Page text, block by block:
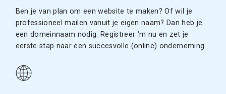
Ben je van plan om een website te maken? Of wil je
professioneel mailen vanuit je eigen naam? Dan heb je
een domeinnaam nodig. Registreer ‘m nu en zet je
eerste stap naar een succesvolle (online) onderneming.